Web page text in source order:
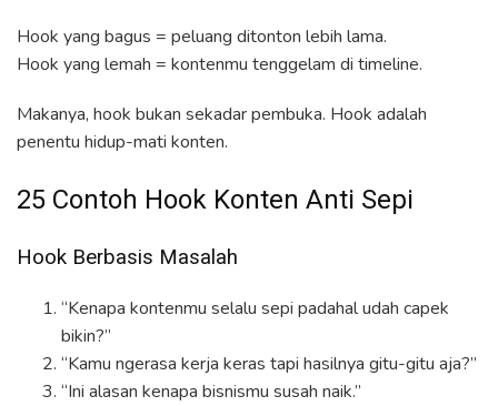
Hook yang bagus = peluang ditonton lebih lama.
Hook yang lemah = kontenmu tenggelam di timeline.
Makanya, hook bukan sekadar pembuka. Hook adalah
penentu hidup-mati konten.
25 Contoh Hook Konten Anti Sepi
Hook Berbasis Masalah
“Kenapa kontenmu selalu sepi padahal udah capek
bikin?”
“Kamu ngerasa kerja keras tapi hasilnya gitu-gitu aja?”
“Ini alasan kenapa bisnismu susah naik.”